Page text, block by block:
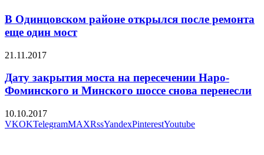
В Одинцовском районе открылся после ремонта
еще один мост
21.11.2017
Дату закрытия моста на пересечении Наро-
Фоминского и Минского шоссе снова перенесли
10.10.2017
VKOKTelegramMAXRssYandexPinterestYoutube